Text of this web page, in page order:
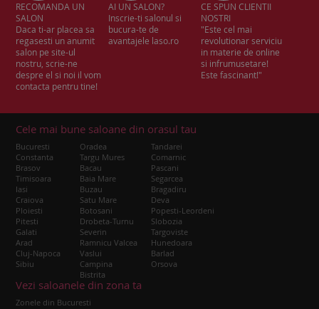
RECOMANDA UN
SALON
Daca ti-ar placea sa
regasesti un anumit
salon pe site-ul
nostru, scrie-ne
despre el si noi il vom
contacta pentru tine!
AI UN SALON?
Inscrie-ti salonul si
bucura-te de
avantajele laso.ro
CE SPUN CLIENTII
NOSTRI
"Este cel mai
revolutionar serviciu
in materie de online
si infrumusetare!
Este fascinant!"
Cele mai bune saloane din orasul tau
Bucuresti
Constanta
Brasov
Timisoara
Iasi
Craiova
Ploiesti
Pitesti
Galati
Arad
Cluj-Napoca
Sibiu
Oradea
Targu Mures
Bacau
Baia Mare
Buzau
Satu Mare
Botosani
Drobeta-Turnu
Severin
Ramnicu Valcea
Vaslui
Campina
Bistrita
Tandarei
Comarnic
Pascani
Segarcea
Bragadiru
Deva
Popesti-Leordeni
Slobozia
Targoviste
Hunedoara
Barlad
Orsova
Vezi saloanele din zona ta
Zonele din Bucuresti